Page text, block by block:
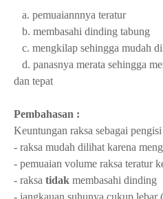
a. pemuaiannnya teratur
b. membasahi dinding tabung
c. mengkilap sehingga mudah
d. panasnya merata sehingga
dan tepat
Pembahasan :
Keuntungan raksa sebagai
- raksa mudah dilihat karena
- pemuaian volume raksa teratur
- raksa tidak membasahi dinding
- jangkauan suhunya cukup